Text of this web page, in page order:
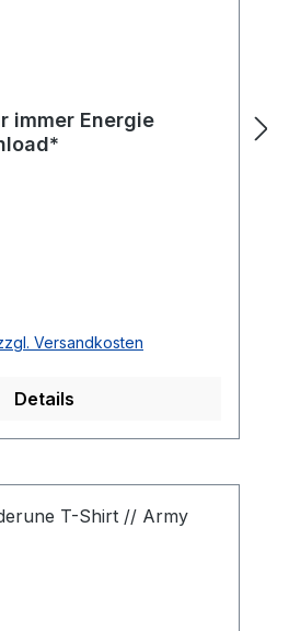
immer Energie
Versandkosten
Details